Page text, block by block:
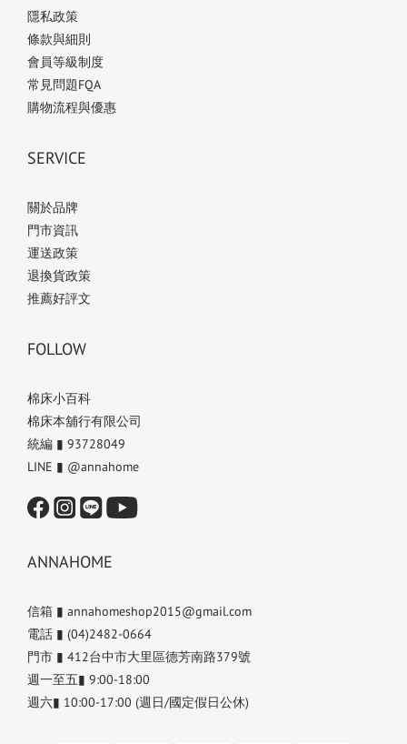
隱私政策
條款與細則
會員等級制度
常見問題FQA
購物流程與優惠
SERVICE
關於品牌
門市資訊
運送政策
退換貨政策
推薦好評文
FOLLOW
棉床小百科
棉床本舖行有限公司
統編 ▮ 93728049
LINE ▮ @annahome
ANNAHOME
信箱 ▮ annahomeshop2015@gmail.com
電話 ▮ (04)2482-0664
門市 ▮ 412台中市大里區德芳南路379號
週一至五▮ 9:00-18:00
週六▮ 10:00-17:00 (週日/國定假日公休)